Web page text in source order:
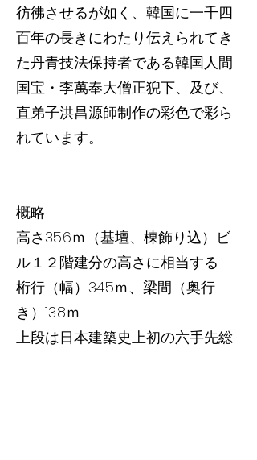
彷彿させるが如く、韓国に一千四
百年の長きにわたり伝えられてき
た丹青技法保持者である韓国人間
国宝・李萬奉大僧正猊下、及び、
直弟子洪昌源師制作の彩色で彩ら
れています。
概略
高さ35.6ｍ（基壇、棟飾り込）ビ
ル１２階建分の高さに相当する
桁行（幅）34.5ｍ、梁間（奥行
き）13.8ｍ
上段は日本建築史上初の六手先総